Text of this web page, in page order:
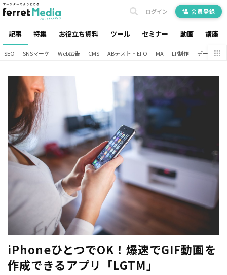
記事 特集 お役立ち資料 ツール セミナー 動画 講座
ログイン 会員登録
SEO SNSマーケ Web広告 CMS ABテスト・EFO MA LP制作 データ分析
iPhoneひとつでOK！爆速でGIF動画を
作成できるアプリ「LGTM」